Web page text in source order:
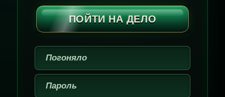
ПОЙТИ НА ДЕЛО